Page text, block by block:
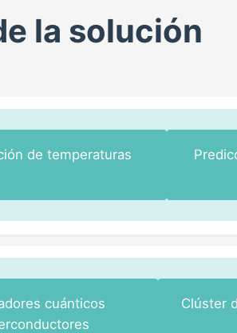
la solución
de temperaturas
cuánticos
Clúster